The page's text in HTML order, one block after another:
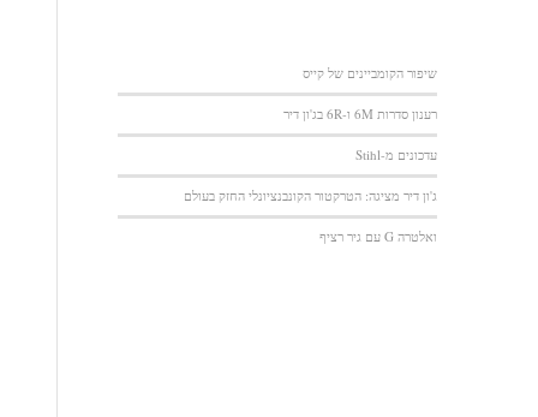
שיפור הקומביינים של קייס
רענון סדרות 6M ו-6R בג'ון דיר
עדכונים מ-Stihl
ג'ון דיר מציגה: הטרקטור הקונבנציונלי החזק בעולם
ואלטרה G עם גיר רציף